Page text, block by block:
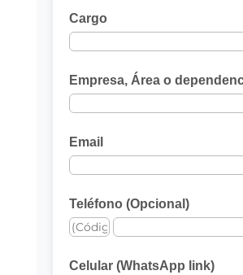
Cargo
Empresa, Área o
Email
Teléfono (Opcional)
Celular (WhatsApp link)